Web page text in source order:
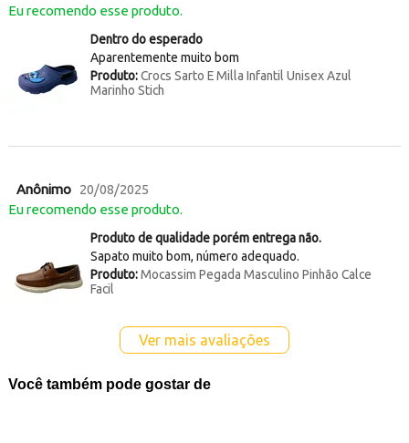
Eu recomendo esse produto.
Dentro do esperado
Aparentemente muito bom
Produto:Crocs Sarto E Milla Infantil Unisex Azul
Marinho Stich
Anônimo 20/08/2025
Eu recomendo esse produto.
Produto de qualidade porém entrega não.
Sapato muito bom, número adequado.
Produto:Mocassim Pegada Masculino Pinhão Calce
Facil
Ver mais avaliações
Você também pode gostar de